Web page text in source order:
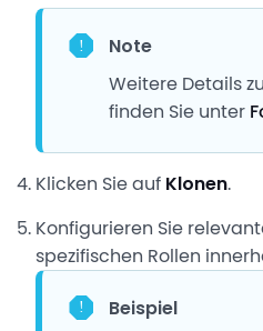
Note
Weitere Details
finden Sie unter
Klicken Sie auf Klonen.
Konfigurieren Sie
spezifischen Rollen
Beispiel